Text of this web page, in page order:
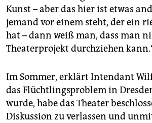
Kunst – aber das hier ist etwas
jemand vor einem steht, der ein
hat – dann weiß man, dass man
Theaterprojekt durchziehen
Im Sommer, erklärt Intendant
das Flüchtlingsproblem in
wurde, habe das Theater
Diskussion zu verlassen und